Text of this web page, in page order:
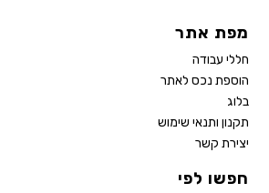
מפת אתר
חללי עבודה
הוספת נכס לאתר
בלוג
תקנון ותנאי שימוש
יצירת קשר
חפשו לפי